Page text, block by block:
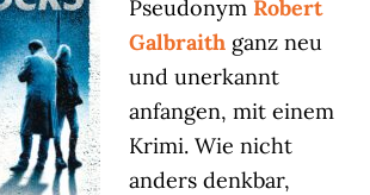
Pseudonym Robert
Galbraith ganz neu
und unerkannt
anfangen, mit einem
Krimi. Wie nicht
anders denkbar,